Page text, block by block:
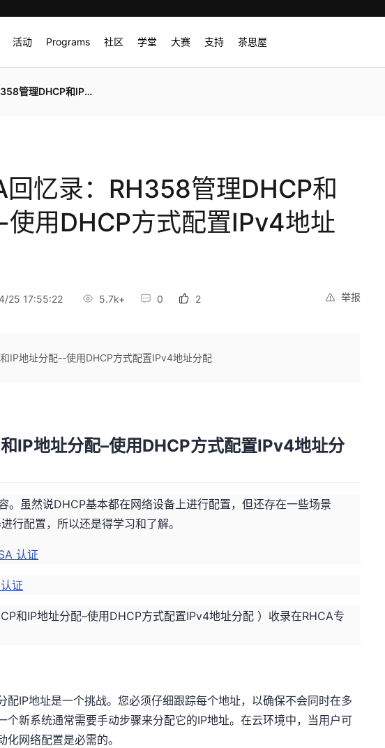
活动 Programs 社区 学堂 大赛 支持 茶思屋
--使用DHCP方式配置IPv4地址分配
回忆录：RH358管理DHCP和
用DHCP方式配置IPv4地址
举报
25 17:55:22 5.7k+ 0 2
和IP地址分配--使用DHCP方式配置IPv4地址分配
IP地址分配–使用DHCP方式配置IPv4地址分
。虽然说DHCP基本都在网络设备上进行配置，但还存在一些场景
行配置，所以还是得学习和了解。
认证
证
和IP地址分配–使用DHCP方式配置IPv4地址分配 ）收录在RHCA专
配IP地址是一个挑战。您必须仔细跟踪每个地址，以确保不会同时在多
个新系统通常需要手动步骤来分配它的IP地址。在云环境中，当用户可
网络配置是必需的。